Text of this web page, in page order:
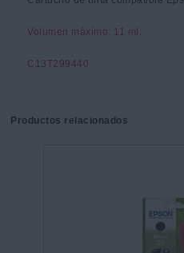
Volumen máximo: 11 ml.
C13T299440
Productos relacionados